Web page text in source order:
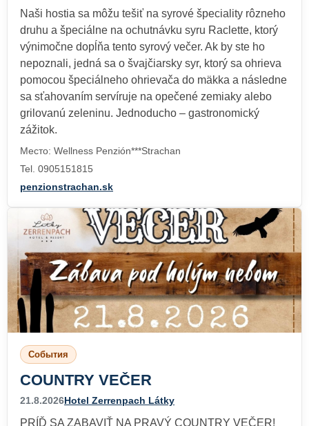
Naši hostia sa môžu tešiť na syrové špeciality rôzneho
druhu a špeciálne na ochutnávku syru Raclette, ktorý
výnimočne dopĺňa tento syrový večer. Ak by ste ho
nepoznali, jedná sa o švajčiarsky syr, ktorý sa ohrieva
pomocou špeciálneho ohrievača do mäkka a následne
sa sťahovaním servíruje na opečené zemiaky alebo
grilovanú zeleninu. Jednoducho – gastronomický
zážitok.
Место: Wellness Penzión***Strachan
Tel. 0905151815
penzionstrachan.sk
События
COUNTRY VEČER
21.8.2026Hotel Zerrenpach Látky
PRÍĎ SA ZABAVIŤ NA PRAVÝ COUNTRY VEČER!